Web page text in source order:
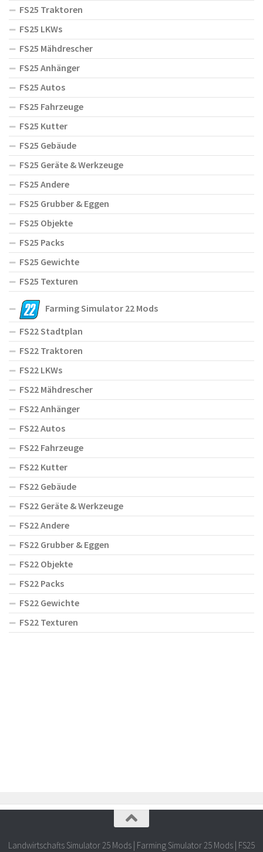
FS25 Traktoren
FS25 LKWs
FS25 Mähdrescher
FS25 Anhänger
FS25 Autos
FS25 Fahrzeuge
FS25 Kutter
FS25 Gebäude
FS25 Geräte & Werkzeuge
FS25 Andere
FS25 Grubber & Eggen
FS25 Objekte
FS25 Packs
FS25 Gewichte
FS25 Texturen
Farming Simulator 22 Mods
FS22 Stadtplan
FS22 Traktoren
FS22 LKWs
FS22 Mähdrescher
FS22 Anhänger
FS22 Autos
FS22 Fahrzeuge
FS22 Kutter
FS22 Gebäude
FS22 Geräte & Werkzeuge
FS22 Andere
FS22 Grubber & Eggen
FS22 Objekte
FS22 Packs
FS22 Gewichte
FS22 Texturen
Landwirtschafts Simulator 25 Mods | Farming Simulator 25 Mods | FS25